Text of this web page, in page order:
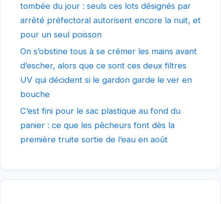
tombée du jour : seuls ces lots désignés par
arrêté préfectoral autorisent encore la nuit, et
pour un seul poisson
On s’obstine tous à se crémer les mains avant
d’escher, alors que ce sont ces deux filtres
UV qui décident si le gardon garde le ver en
bouche
C’est fini pour le sac plastique au fond du
panier : ce que les pêcheurs font dès la
première truite sortie de l’eau en août